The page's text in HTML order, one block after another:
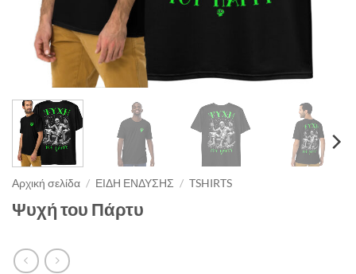
Αρχική σελίδα / ΕΙΔΗ ΕΝΔΥΣΗΣ / TSHIRTS
Ψυχή του Πάρτυ